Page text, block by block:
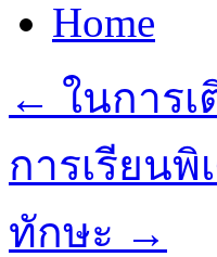
Home
← ในการ
การเรียน
ทักษะ →